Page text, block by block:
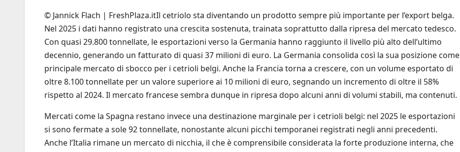
© Jannick Flach | FreshPlaza.itIl cetriolo sta diventando un prodotto sempre più importante per l’export belga.
Nel 2025 i dati hanno registrato una crescita sostenuta, trainata soprattutto dalla ripresa del mercato tedesco.
Con quasi 29.800 tonnellate, le esportazioni verso la Germania hanno raggiunto il livello più alto dell’ultimo
decennio, generando un fatturato di quasi 37 milioni di euro. La Germania consolida così la sua posizione come
principale mercato di sbocco per i cetrioli belgi. Anche la Francia torna a crescere, con un volume esportato di
oltre 8.100 tonnellate per un valore superiore ai 10 milioni di euro, segnando un incremento di oltre il 58%
rispetto al 2024. Il mercato francese sembra dunque in ripresa dopo alcuni anni di volumi stabili, ma contenuti.
Mercati come la Spagna restano invece una destinazione marginale per i cetrioli belgi: nel 2025 le esportazioni
si sono fermate a sole 92 tonnellate, nonostante alcuni picchi temporanei registrati negli anni precedenti.
Anche l’Italia rimane un mercato di nicchia, il che è comprensibile considerata la forte produzione interna, che